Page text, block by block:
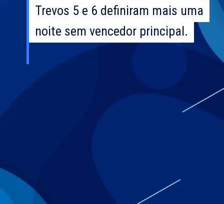
Trevos 5 e 6 definiram mais uma
noite sem vencedor principal.
Trevos 5 e 6 definiram mais uma
noite sem vencedor principal.